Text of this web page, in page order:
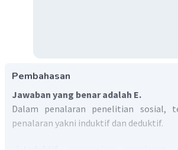
Pembahasan
Jawaban yang benar adalah E.
Dalam penalaran penelitian sosial,
penalaran yakni induktif dan deduktif.